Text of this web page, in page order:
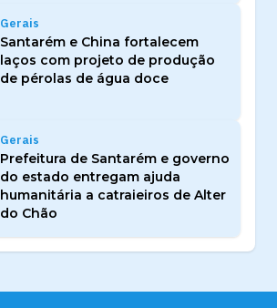
Gerais
Santarém e China fortalecem
laços com projeto de produção
de pérolas de água doce
Gerais
Prefeitura de Santarém e governo
do estado entregam ajuda
humanitária a catraieiros de Alter
do Chão